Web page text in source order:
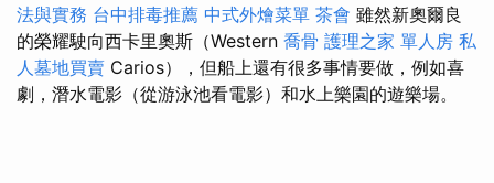
法與實務 台中排毒推薦 中式外燴菜單 茶會 雖然新奧爾良
的榮耀駛向西卡里奧斯（Western 喬骨 護理之家 單人房 私
人墓地買賣 Carios），但船上還有很多事情要做，例如喜
劇，潛水電影（從游泳池看電影）和水上樂園的遊樂場。